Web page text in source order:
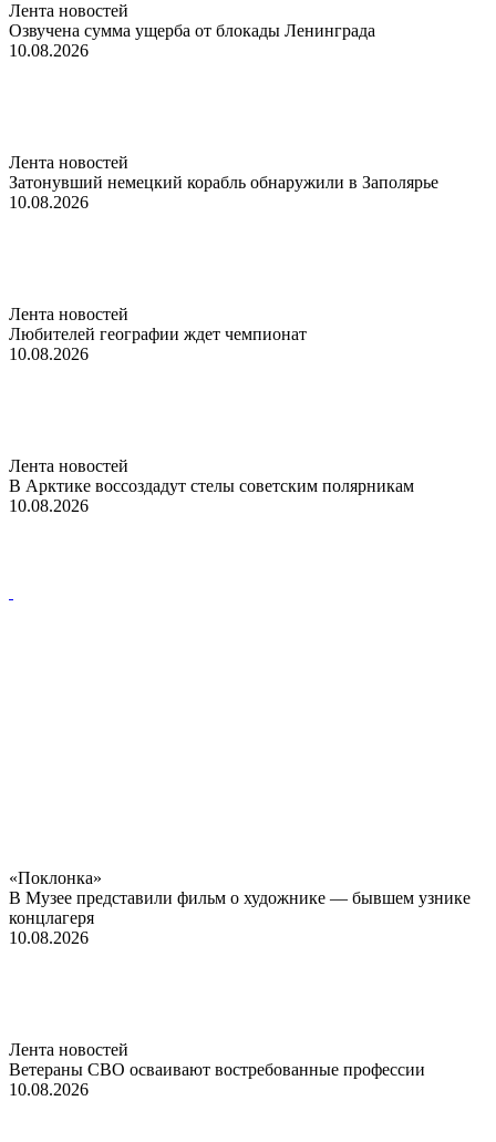
Лента новостей
Озвучена сумма ущерба от блокады Ленинграда
10.08.2026
Лента новостей
Затонувший немецкий корабль обнаружили в Заполярье
10.08.2026
Лента новостей
Любителей географии ждет чемпионат
10.08.2026
Лента новостей
В Арктике воссоздадут стелы советским полярникам
10.08.2026
«Поклонка»
В Музее представили фильм о художнике — бывшем узнике
концлагеря
10.08.2026
Лента новостей
Ветераны СВО осваивают востребованные профессии
10.08.2026